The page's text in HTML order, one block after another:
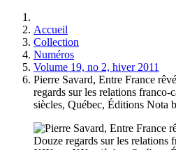
Accueil
Collection
Numéros
Volume 19, no 2, hiver 2011
Pierre Savard, Entre France
regards sur les relations
siècles, Québec, Éditions Nota